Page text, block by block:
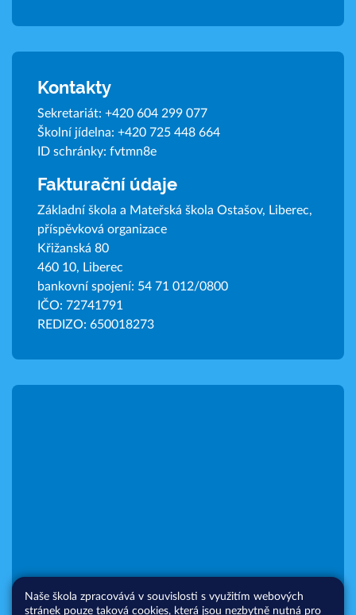
Kontakty
Sekretariát: +420 604 299 077
Školní jídelna: +420 725 448 664
ID schránky: fvtmn8e
Fakturační údaje
Základní škola a Mateřská škola Ostašov, Liberec,
příspěvková organizace
Křižanská 80
460 10, Liberec
bankovní spojení: 54 71 012/0800
IČO: 72741791
REDIZO: 650018273
Naše škola zpracovává v souvislosti s využitím webových
stránek pouze taková cookies, která jsou nezbytně nutná pro